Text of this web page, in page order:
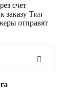
счет
заказу Тип
отправят